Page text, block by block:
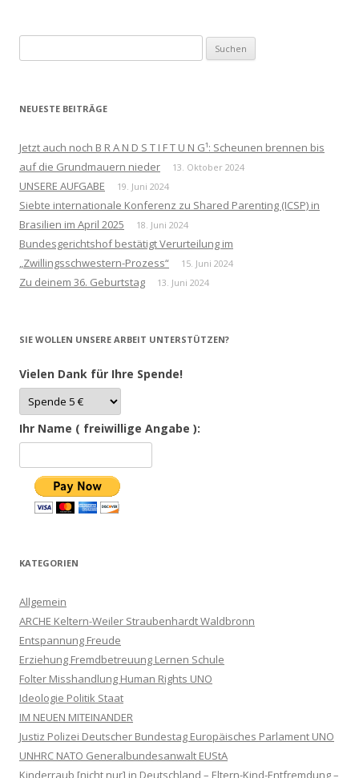
nach:
NEUESTE BEITRÄGE
Jetzt auch noch B R A N D S T I F T U N G¹: Scheunen brennen bis
auf die Grundmauern nieder
13. Oktober 2024
UNSERE AUFGABE 19. Juni 2024
Siebte internationale Konferenz zu Shared Parenting (ICSP) in
Brasilien im April 2025
18. Juni 2024
Bundesgerichtshof bestätigt Verurteilung im
„Zwillingsschwestern-Prozess“
15. Juni 2024
Zu deinem 36. Geburtstag 13. Juni 2024
SIE WOLLEN UNSERE ARBEIT UNTERSTÜTZEN?
Vielen Dank für Ihre Spende!
Ihr Name ( freiwillige Angabe ):
KATEGORIEN
Allgemein
ARCHE Keltern-Weiler Straubenhardt Waldbronn
Entspannung Freude
Erziehung Fremdbetreuung Lernen Schule
Folter Misshandlung Human Rights UNO
Ideologie Politik Staat
IM NEUEN MITEINANDER
Justiz Polizei Deutscher Bundestag Europäisches Parlament UNO
UNHRC NATO Generalbundesanwalt EUStA
Kinderraub [nicht nur] in Deutschland – Eltern-Kind-Entfremdung –